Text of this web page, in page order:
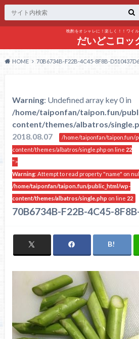
晩酌をオシャレに！楽しく！！ワイル
だいどこロッ
HOME 70B6734B-F22B-4C45-8F8B-
Warning: Undefined array key 0 in
/home/taiponfan/taipon.fun/
content/themes/albatros/
2018.08.07
/home/taiponfan/taipon.fun/
content/themes/albatros/single.php on line 22
">
Warning: Attempt to read property "name" on
/home/taiponfan/taipon.fun/public_html/wp-
content/themes/albatros/single.php on line 22
70B6734B-F22B-4C45-